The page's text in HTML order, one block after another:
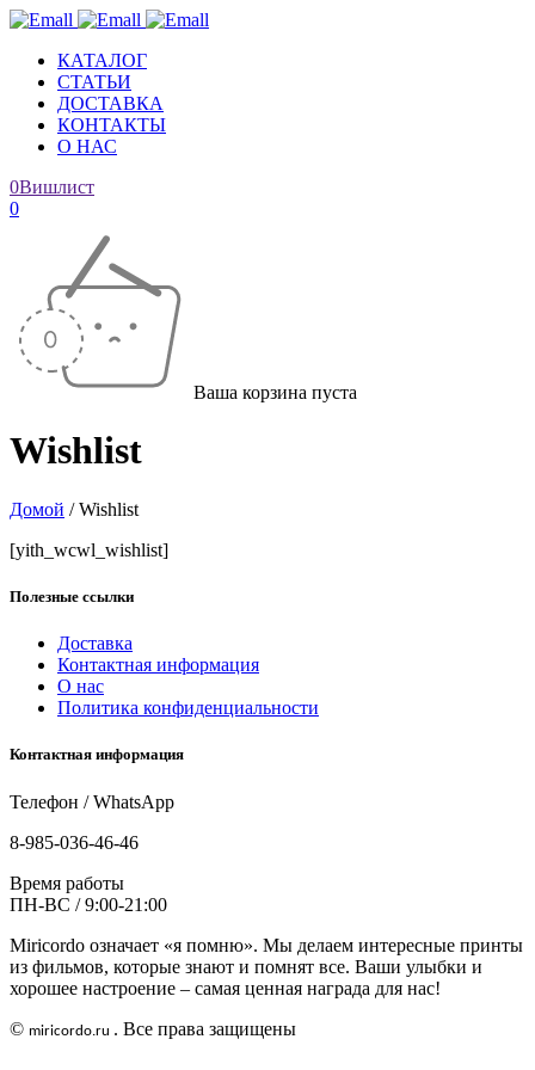
КАТАЛОГ
СТАТЬИ
ДОСТАВКА
КОНТАКТЫ
О НАС
0Вишлист
0
Ваша корзина пуста
Wishlist
Домой / Wishlist
[yith_wcwl_wishlist]
Полезные ссылки
Доставка
Контактная информация
О нас
Политика конфиденциальности
Контактная информация
Телефон / WhatsApp
8-985-036-46-46
Время работы
ПН-ВС / 9:00-21:00
Miricordo означает «я помню». Мы делаем интересные принты
из фильмов, которые знают и помнят все. Ваши улыбки и
хорошее настроение – самая ценная награда для нас!
© miricordo.ru . Все права защищены